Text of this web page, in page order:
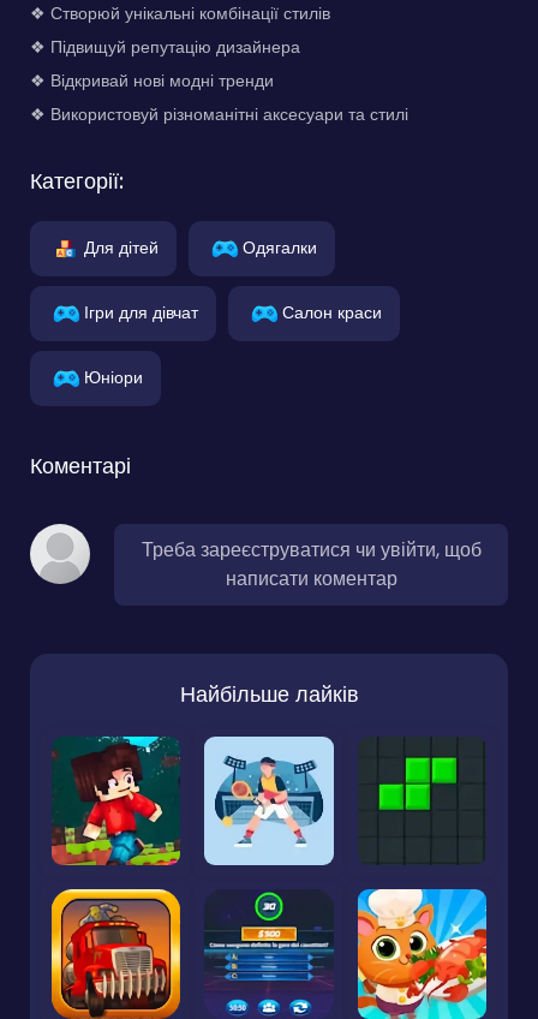
❖ Створюй унікальні комбінації стилів
❖ Підвищуй репутацію дизайнера
❖ Відкривай нові модні тренди
❖ Використовуй різноманітні аксесуари та стилі
Категорії:
Для дітей Одягалки
Ігри для дівчат Салон краси
Юніори
Коментарі
Треба зареєструватися чи увійти, щоб
написати коментар
Найбільше лайків